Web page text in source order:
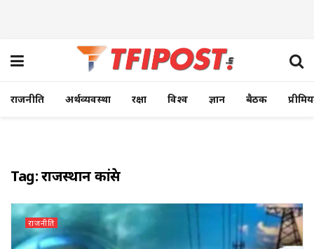
राजनीति अर्थव्यवस्था रक्षा विश्व ज्ञान बैठक
Tag:राजस्थान कांग्रेस
राजनीति